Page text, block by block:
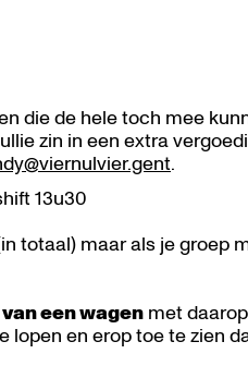
die de hele toch mee
zin in een extra
.
13u30
totaal) maar als je groep
een wagen met
lopen en erop toe te zien